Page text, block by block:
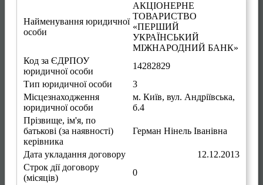
Найменування юридичної
особи
АКЦІОНЕРНЕ
ТОВАРИСТВО
«ПЕРШИЙ
УКРАЇНСЬКИЙ
МІЖНАРОДНИЙ БАНК»
Код за ЄДРПОУ
юридичної особи
14282829
Тип юридичної особи
3
Місцезнаходження
юридичної особи
м. Київ, вул. Андріївська,
б.4
Прізвище, ім'я, по
батькові (за наявності)
керівника
Герман Нінель Іванівна
Дата укладання договору
12.12.2013
Строк дії договору
(місяців)
0